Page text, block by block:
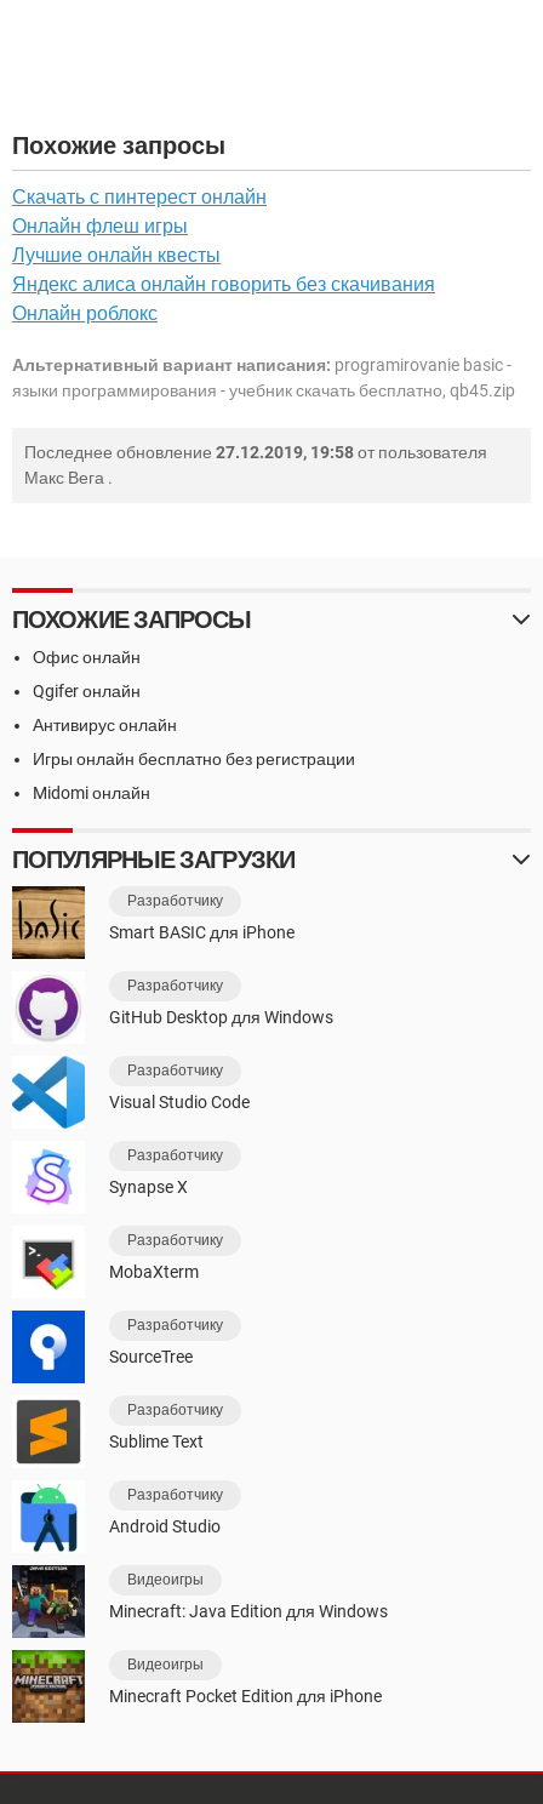
Похожие запросы
Скачать с пинтерест онлайн
Онлайн флеш игры
Лучшие онлайн квесты
Яндекс алиса онлайн говорить без скачивания
Онлайн роблокс
Альтернативный вариант написания: programirovanie basic -
языки программирования - учебник скачать бесплатно, qb45.zip
Последнее обновление 27.12.2019, 19:58от пользователя
Макс Вега .
ПОХОЖИЕ ЗАПРОСЫ
Офис онлайн
Qgifer онлайн
Антивирус онлайн
Игры онлайн бесплатно без регистрации
Midomi онлайн
ПОПУЛЯРНЫЕ ЗАГРУЗКИ
Разработчику
Smart BASIC для iPhone
Разработчику
GitHub Desktop для Windows
Разработчику
Visual Studio Code
Разработчику
Synapse X
Разработчику
MobaXterm
Разработчику
SourceTree
Разработчику
Sublime Text
Разработчику
Android Studio
Видеоигры
Minecraft: Java Edition для Windows
Видеоигры
Minecraft Pocket Edition для iPhone